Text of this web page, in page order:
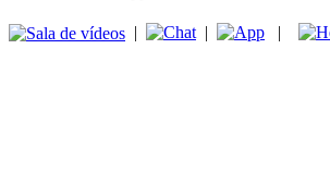
| | |